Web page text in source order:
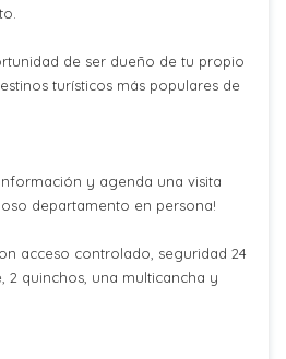
de ser dueño de tu propio
turísticos más populares de
y agenda una visita
departamento en persona!
acceso controlado, seguridad 24
2 quinchos, una multicancha y